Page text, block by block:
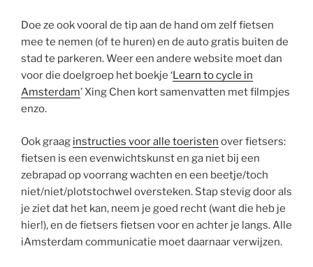
Doe ze ook vooral de tip aan de hand om zelf fietsen
mee te nemen (of te huren) en de auto gratis buiten de
stad te parkeren. Weer een andere website moet dan
voor die doelgroep het boekje ‘Learn to cycle in
Amsterdam’ Xing Chen kort samenvatten met filmpjes
enzo.
Ook graag instructies voor alle toeristen over fietsers:
fietsen is een evenwichtskunst en ga niet bij een
zebrapad op voorrang wachten en een beetje/toch
niet/niet/plotstochwel oversteken. Stap stevig door als
je ziet dat het kan, neem je goed recht (want die heb je
hier!), en de fietsers fietsen voor en achter je langs. Alle
iAmsterdam communicatie moet daarnaar verwijzen.